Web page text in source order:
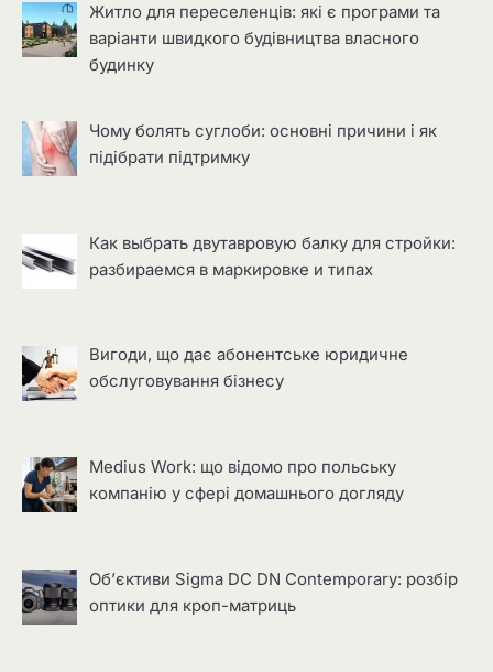
Житло для переселенців: які є програми та
варіанти швидкого будівництва власного
будинку
Чому болять суглоби: основні причини і як
підібрати підтримку
Как выбрать двутавровую балку для стройки:
разбираемся в маркировке и типах
Вигоди, що дає абонентське юридичне
обслуговування бізнесу
Medius Work: що відомо про польську
компанію у сфері домашнього догляду
Об’єктиви Sigma DC DN Contemporary: розбір
оптики для кроп-матриць